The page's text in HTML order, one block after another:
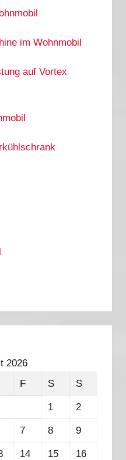
im Wohnmobil
auf Vortex
2026
F S S
1 2
7 8 9
14 15 16